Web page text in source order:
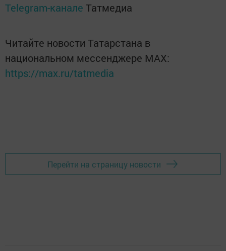
Telegram-канале Татмедиа
Читайте новости Татарстана в
национальном мессенджере MАХ:
https://max.ru/tatmedia
Перейти на страницу новости